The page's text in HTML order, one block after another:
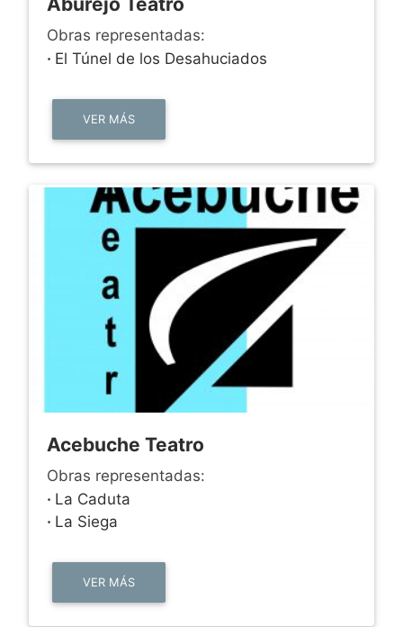
Obras representadas:
· El Túnel de los Desahuciados
VER MÁS
Acebuche Teatro
Obras representadas:
· La Caduta
· La Siega
VER MÁS